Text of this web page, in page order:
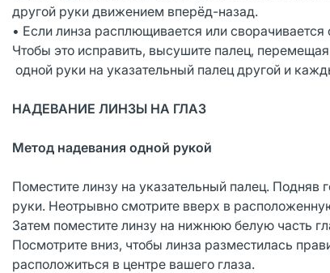
другой руки движением вперёд-назад.
• Если линза расплющивается или
Чтобы это исправить, высушите палец,
одной руки на указательный палец другой и
НАДЕВАНИЕ ЛИНЗЫ НА ГЛАЗ
Метод надевания одной рукой
Поместите линзу на указательный палец.
руки. Неотрывно смотрите вверх в
Затем поместите линзу на нижнюю белую часть
Посмотрите вниз, чтобы линза разместилась
расположиться в центре вашего глаза.